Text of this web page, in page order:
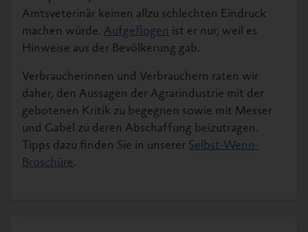
Amtsveterinär keinen allzu schlechten Eindruck
machen würde. Aufgeflogen ist er nur, weil es
Hinweise aus der Bevölkerung gab.
Verbraucherinnen und Verbrauchern raten wir
daher, den Aussagen der Agrarindustrie mit der
gebotenen Kritik zu begegnen sowie mit Messer
und Gabel zu deren Abschaffung beizutragen.
Tipps dazu finden Sie in unserer Selbst-Wenn-
Broschüre.